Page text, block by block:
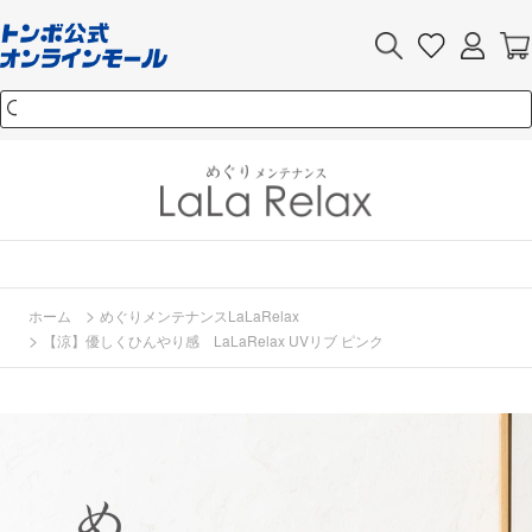
ホーム > めぐりメンテナンスLaLaRelax
> 【涼】優しくひんやり感 LaLaRelax UVリブ ピンク